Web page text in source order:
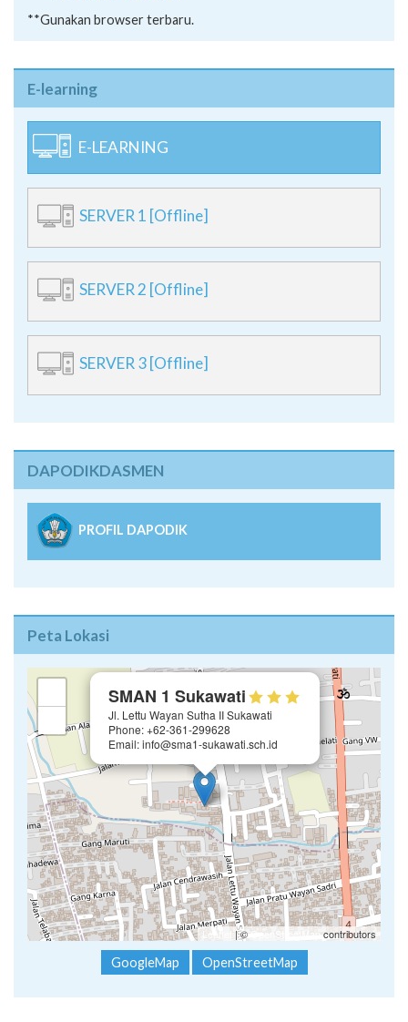
**Gunakan browser terbaru.
E-learning
E-LEARNING
SERVER 1 [Offline]
SERVER 2 [Offline]
SERVER 3 [Offline]
DAPODIKDASMEN
PROFIL DAPODIK
Peta Lokasi
SMAN 1 Sukawati
Jl. Lettu Wayan Sutha II Sukawati
Phone: +62-361-299628
Email: info@sma1-sukawati.sch.id
Leaflet | ©OpenStreetMap contributors
GoogleMap OpenStreetMap